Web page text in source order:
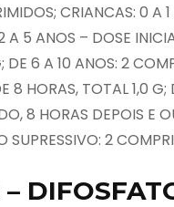
CRIANCAS: 0 A
A 5 ANOS – DOSE
6 A 10 ANOS: 2
HORAS, TOTAL 1,0
8 HORAS DEPOIS E
2